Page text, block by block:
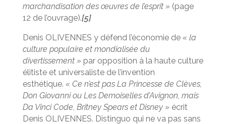
marchandisation des œuvres de l’esprit » (page
12 de l’ouvrage).[5]
Denis OLIVENNES y défend l’économie de « la
culture populaire et mondialisée du
divertissement » par opposition à la haute culture
élitiste et universaliste de l’invention
esthétique. « Ce n’est pas La Princesse de Clèves,
Don Giovanni ou Les Demoiselles d’Avignon, mais
Da Vinci Code, Britney Spears et Disney » écrit
Denis OLIVENNES. Distinguo qui ne va pas sans